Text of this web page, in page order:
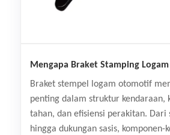
Mengapa Braket Stamping
Braket stempel logam otomotif
penting dalam struktur kendaraan,
tahan, dan efisiensi perakitan. Dari
hingga dukungan sasis, komponen-